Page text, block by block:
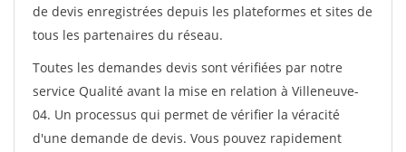
de devis enregistrées depuis les plateformes et sites de
tous les partenaires du réseau.
Toutes les demandes devis sont vérifiées par notre
service Qualité avant la mise en relation à Villeneuve-
04. Un processus qui permet de vérifier la véracité
d'une demande de devis. Vous pouvez rapidement